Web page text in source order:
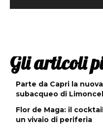
Gli articoli
Parte da Capri la
subacqueo di
Flor de Maga: il
un vivaio di periferia